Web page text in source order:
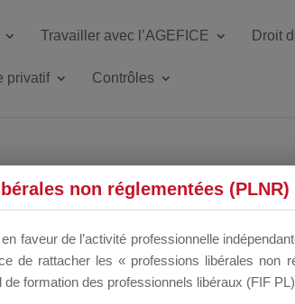
Travailler avec l’AGEFICE Droit
privatif Contrôles
non réglementées (PLNR)
faveur de l’activité professionnelle
de rattacher les « professions libérales non
formation des professionnels libéraux (FIF